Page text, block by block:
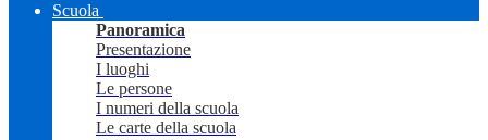
Scuola
Panoramica
Presentazione
I luoghi
Le persone
I numeri della scuola
Le carte della scuola